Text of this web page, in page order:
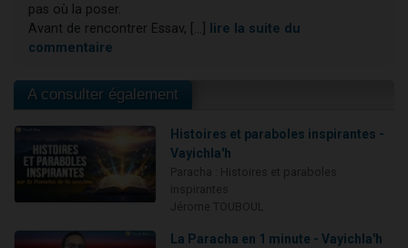
pas où la poser.
Avant de rencontrer Essav, [...]
lire la suite du
commentaire
A consulter également
Histoires et paraboles inspirantes -
Vayichla'h
La Paracha en 1 minute - Vayichla'h